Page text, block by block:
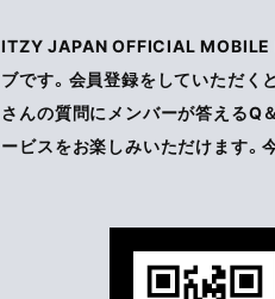
ITZY JAPAN OFFICIAL MOBILE
ブです。会員登録をしていただく
さんの質問にメンバーが答えるQ
ービスをお楽しみいただけます。